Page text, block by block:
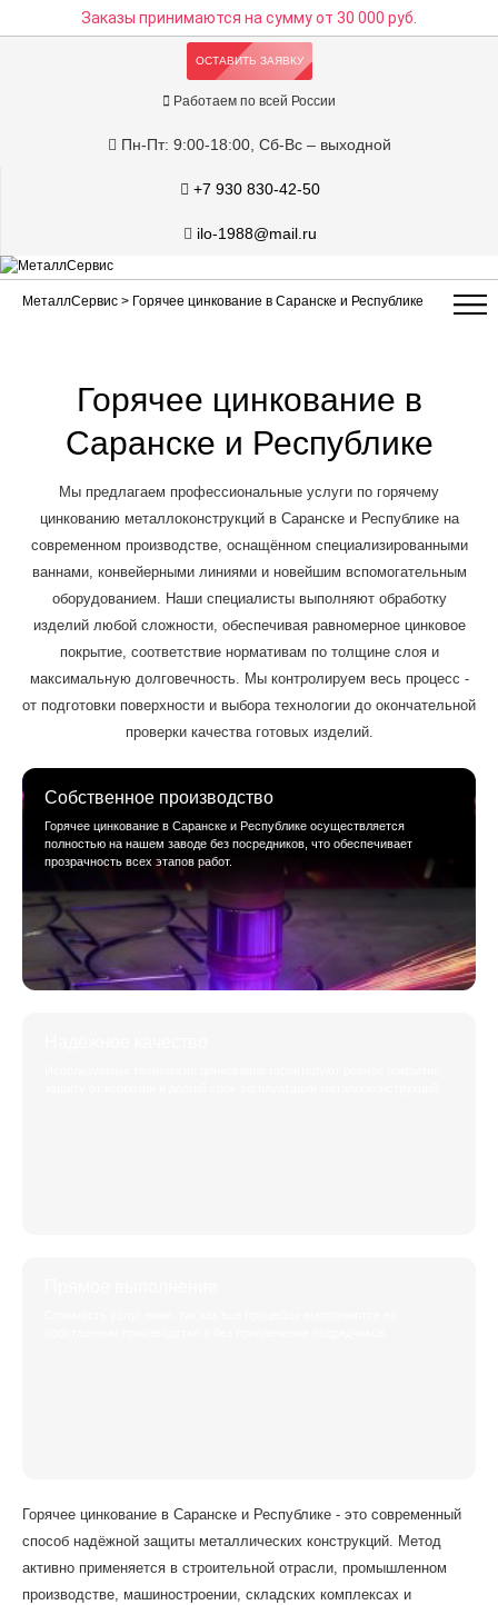
Заказы принимаются на суммуот 30 000 руб.
ОСТАВИТЬ ЗАЯВКУ
Работаем по всей России
Пн-Пт: 9:00-18:00, Сб-Вс – выходной
+7 930 830-42-50
ilo-1988@mail.ru
МеталлСервис > Горячее цинкование в Саранске и Республике
Горячее цинкование в
Саранске и Республике
Мы предлагаем профессиональные услуги по горячему
цинкованию металлоконструкций в Саранске и Республике на
современном производстве, оснащённом специализированными
ваннами, конвейерными линиями и новейшим вспомогательным
оборудованием. Наши специалисты выполняют обработку
изделий любой сложности, обеспечивая равномерное цинковое
покрытие, соответствие нормативам по толщине слоя и
максимальную долговечность. Мы контролируем весь процесс -
от подготовки поверхности и выбора технологии до окончательной
проверки качества готовых изделий.
Собственное производство
Горячее цинкование в Саранске и Республике осуществляется
полностью на нашем заводе без посредников, что обеспечивает
прозрачность всех этапов работ.
Горячее цинкование в Саранске и Республике - это современный
способ надёжной защиты металлических конструкций. Метод
активно применяется в строительной отрасли, промышленном
производстве, машиностроении, складских комплексах и